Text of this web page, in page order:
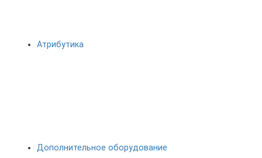
Атрибутика
Дополнительное оборудование